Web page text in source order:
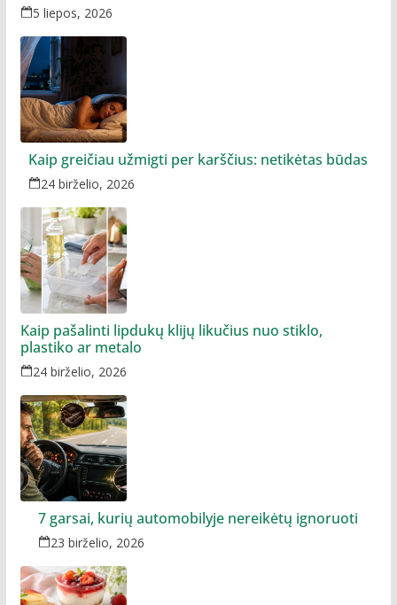
5 liepos, 2026
Kaip greičiau užmigti per karščius: netikėtas būdas
24 birželio, 2026
Kaip pašalinti lipdukų klijų likučius nuo stiklo,
plastiko ar metalo
24 birželio, 2026
7 garsai, kurių automobilyje nereikėtų ignoruoti
23 birželio, 2026